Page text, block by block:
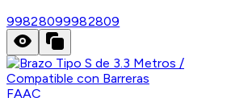
99828099982809